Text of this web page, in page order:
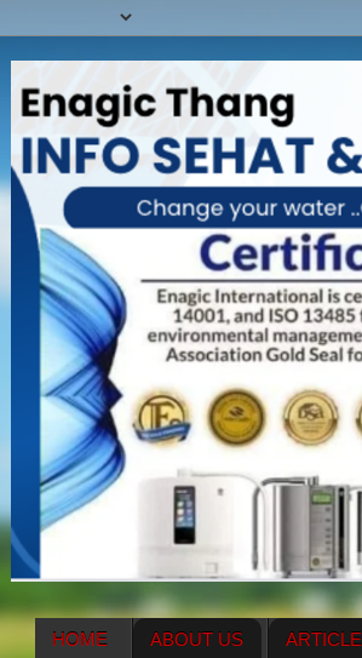
HOME ABOUT US ARTICLE